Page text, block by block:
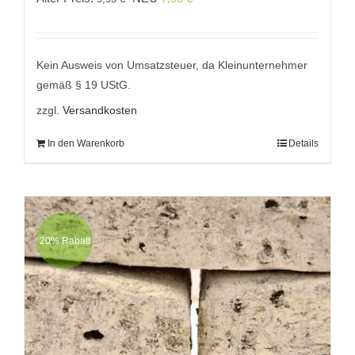
9,95 €
7,95 €.
Kein Ausweis von Umsatzsteuer, da Kleinunternehmer
gemäß § 19 UStG.
zzgl. Versandkosten
In den Warenkorb Details
20% Rabatt